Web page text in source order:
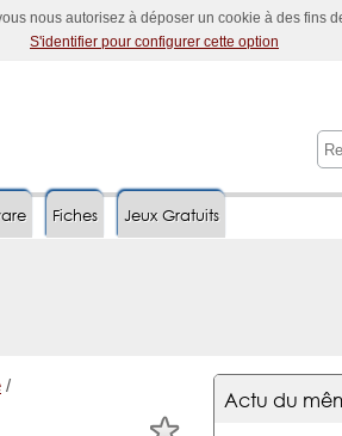
nous autorisez à déposer un cookie à des fins
S'identifier pour configurer cette option
Fiches Jeux Gratuits
/
Actu du